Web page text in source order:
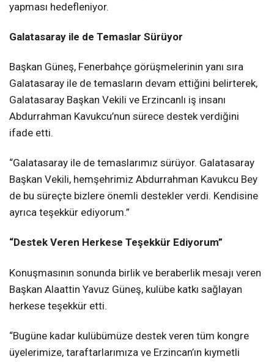
yapması hedefleniyor.
Galatasaray ile de Temaslar Sürüyor
Başkan Güneş, Fenerbahçe görüşmelerinin yanı sıra
Galatasaray ile de temasların devam ettiğini belirterek,
Galatasaray Başkan Vekili ve Erzincanlı iş insanı
Abdurrahman Kavukcu’nun sürece destek verdiğini
ifade etti.
“Galatasaray ile de temaslarımız sürüyor. Galatasaray
Başkan Vekili, hemşehrimiz Abdurrahman Kavukcu Bey
de bu süreçte bizlere önemli destekler verdi. Kendisine
ayrıca teşekkür ediyorum.”
“Destek Veren Herkese Teşekkür Ediyorum”
Konuşmasının sonunda birlik ve beraberlik mesajı veren
Başkan Alaattin Yavuz Güneş, kulübe katkı sağlayan
herkese teşekkür etti.
“Bugüne kadar kulübümüze destek veren tüm kongre
üyelerimize, taraftarlarımıza ve Erzincan’ın kıymetli